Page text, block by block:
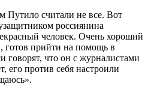
Путило считали не все. Вот
россиянина
человек. Очень хороший
готов прийти на помощь в
говорят, что он с журналистами
его против себя настроили